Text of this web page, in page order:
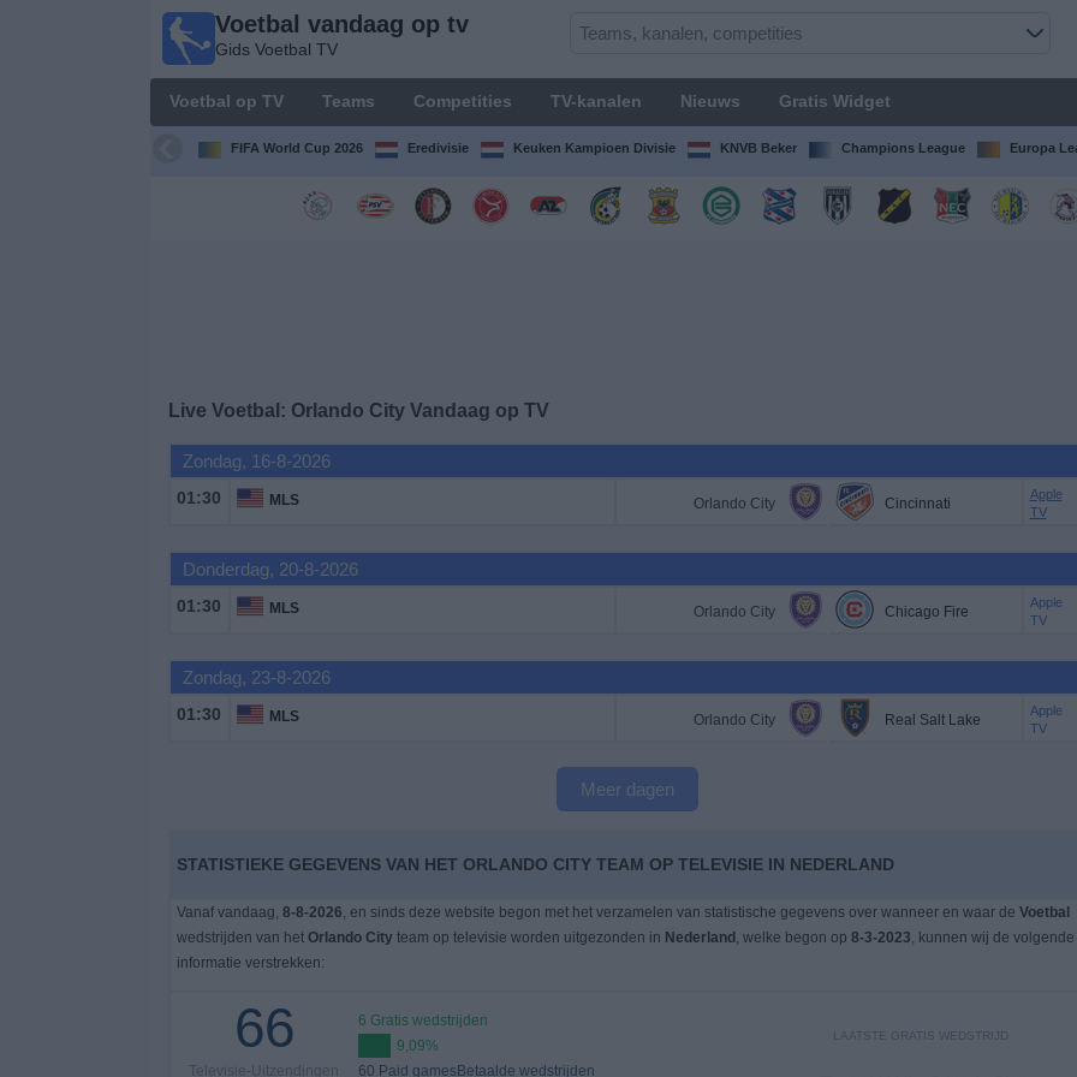
Voetbal vandaag op tv
Gids Voetbal TV
Voetbal op TV Teams Competities TV-kanalen Nieuws Gratis Widget
FIFA World Cup 2026 Eredivisie Keuken Kampioen Divisie KNVB Beker Champions League Europa
Live Voetbal: Orlando City Vandaag op TV
Zondag, 16-8-2026
01:30 MLS Orlando City Cincinnati
Apple
TV
Donderdag, 20-8-2026
01:30 MLS Orlando City Chicago Fire
Apple
TV
Zondag, 23-8-2026
01:30 MLS Orlando City Real Salt Lake
Apple
TV
Meer dagen
STATISTIEKE GEGEVENS VAN HET ORLANDO CITY TEAM OP TELEVISIE IN NEDERLAND
Vanaf vandaag, 8-8-2026, en sinds deze website begon met het verzamelen van statistische gegevens over wanneer en waar de Voetbal
wedstrijden van het Orlando Cityteam op televisie worden uitgezonden in Nederland , welke begon op 8-3-2023, kunnen wij de volgende
informatie verstrekken:
66
Televisie-Uitzendingen
6 Gratis wedstrijden
9,09%
60 Paid gamesBetaalde wedstrijden
LAATSTE GRATIS WEDSTRIJD